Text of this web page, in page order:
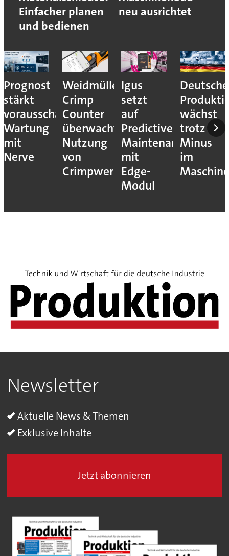
Einfacher planen
und bedienen
neu ausrichtet
Prognost
stärkt
vorausschauende
Wartung
mit
Nerve
Weidmüller:
Crimp
Counter
überwacht
Nutzung
von
Crimpwerkzeugen
Igus
setzt
auf
Predictive
Maintenance
mit
Edge-
Modul
Deutsche
wächst
trotz
Minus
im
Newsletter
Aktuelle News & Themen
Exklusive Inhalte
Jetzt abonnieren